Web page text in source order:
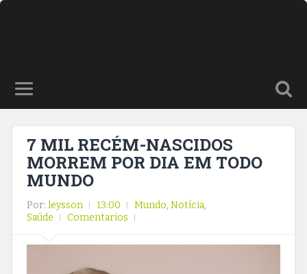
7 MIL RECÉM-NASCIDOS
MORREM POR DIA EM TODO
MUNDO
Por: leysson 13:00 Mundo, Notícia,
Saúde
Comentarios